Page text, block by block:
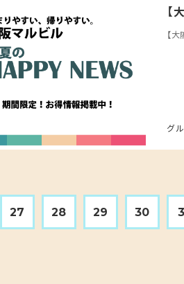
【
【
グ
27 28 29 30